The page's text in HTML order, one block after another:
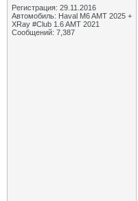
Регистрация: 29.11.2016
Автомобиль: Haval M6 AMT 2025 +
XRay #Club 1.6 AMT 2021
Сообщений: 7,387